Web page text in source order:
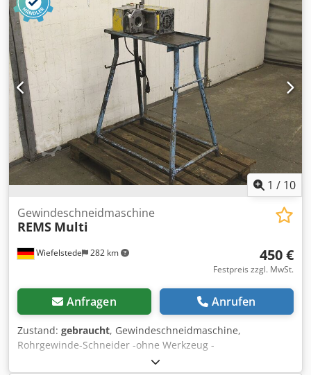
1 / 10
Wiefelstede 282 km
Gewindeschneidmaschine
REMS Multi
450 €
Festpreis zzgl. MwSt.
Anfragen Anrufen
Zustand: gebraucht, Gewindeschneidmaschine,
Rohrgewinde-Schneider -ohne Werkzeug -
Betriebsspannung: 220 Volt Dedpfjfyh Ebsx Accskr -